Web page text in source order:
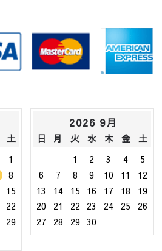
土
1
8
15
22
29
2026 9月
日 月 火 水 木 金
土
1
2 3 4
5
6
7 8 9 10 11
12
13
14 15 16 17 18
19
20
21 22 23 24 25
26
27
28 29 30